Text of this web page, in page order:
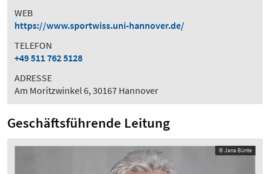
WEB
https://www.sportwiss.uni-hannover.de/
TELEFON
+49 511 762 5128
ADRESSE
Am Moritzwinkel 6, 30167 Hannover
Geschäftsführende Leitung
© Jana Bünte